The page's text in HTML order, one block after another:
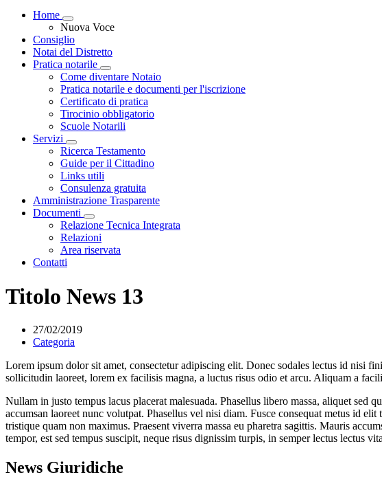
Home
Visualizza menù di secondo livello
Nuova Voce
Consiglio
Notai del Distretto
Pratica notarile
Visualizza menù di secondo livello
Come diventare Notaio
Pratica notarile e documenti per l'iscrizione
Certificato di pratica
Tirocinio obbligatorio
Scuole Notarili
Servizi
Visualizza menù di secondo livello
Ricerca Testamento
Guide per il Cittadino
Links utili
Consulenza gratuita
Amministrazione Trasparente
Documenti
Visualizza menù di secondo livello
Relazione Tecnica Integrata
Relazioni
Area riservata
Contatti
Titolo News 13
27/02/2019
Categoria
Lorem ipsum dolor sit amet, consectetur adipiscing elit. Donec sodales lectus id nisi
sollicitudin laoreet, lorem ex facilisis magna, a luctus risus odio et arcu. Aliquam a
Nullam in justo tempus lacus placerat malesuada. Phasellus libero massa, aliquet
accumsan laoreet nunc volutpat. Phasellus vel nisi diam. Fusce consequat metus id
tristique quam non maximus. Praesent viverra massa eu pharetra sagittis. Mauris
tempor, est sed tempus suscipit, neque risus dignissim turpis, in semper lectus lectus
News Giuridiche